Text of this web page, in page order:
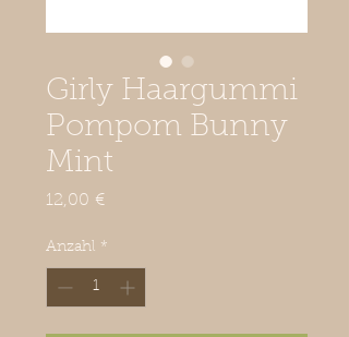
Girly Haargummi
Pompom Bunny
Mint
12,00 €Preis
Anzahl *